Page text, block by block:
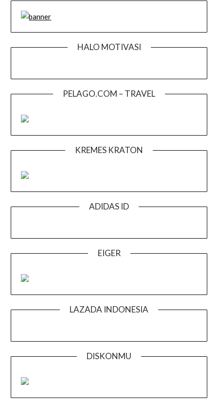
HALO MOTIVASI
PELAGO.COM – TRAVEL
KREMES KRATON
ADIDAS ID
EIGER
LAZADA INDONESIA
DISKONMU